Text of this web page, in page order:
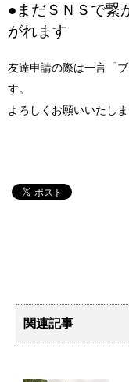
●まだＳＮＳで繋
がれます
友達申請の際は一言「
す。
よろしくお願いいたしま
関連記事